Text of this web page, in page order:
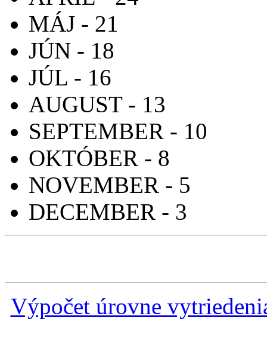
MÁJ - 21
JÚN - 18
JÚL - 16
AUGUST - 13
SEPTEMBER - 10
OKTÓBER - 8
NOVEMBER - 5
DECEMBER - 3
Výpočet úrovne